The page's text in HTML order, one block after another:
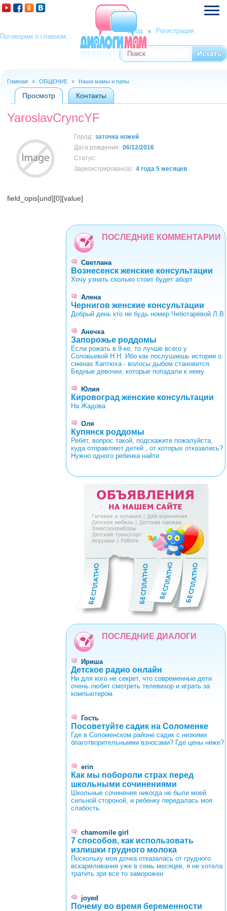
Поговорим о главном...
Вход Регистрация
Форма поиска
Поиск
Вы здесь
Главная » ОБЩЕНИЕ » Наши мамы и папы
Главные вкладки
Просмотр (активная вкладка)
Контакты
YaroslavCryncYF
Город: заточка ножей
Дата рождения: 06/12/2016
Статус:
Зарегистрирован(а): 4 года 5 месяцев
field_opis[und][0][value]
ПОСЛЕДНИЕ КОММЕНТАРИИ
Светлана
Вознесенск женские консультации
Хочу узнать сколько стоит будет аборт
Алена
Чернигов женские консультации
Добрый день кто не будь номер Чеботарёвой Л.В
Анечка
Запорожье роддомы
Если рожать в 9-ке, то лучше всего у
Соловьевой Н.Н. Ибо как послушаешь истории о
сменах Каптюха - волосы дыбом становится.
Бедные девочки, которые попадали к нему.
Юлия
Кировоград женские консультации
На Жадова
Оля
Купянск роддомы
Ребят, вопрос такой, подскажите пожалуйста,
куда отправляют детей , от которых отказались?
Нужно одного ребенка найти
0123456789
ПОСЛЕДНИЕ ДИАЛОГИ
Ириша
Детское радио онлайн
Ни для кого не секрет, что современные дети
очень любят смотреть телевизор и играть за
компьютером.
Гость
Посоветуйте садик на Соломенке
Где в Соломенском районе садик с низкими
благотворительныими взносами? Где цены ниже?
erin
Как мы побороли страх перед
школьными сочинениями
Школьные сочинения никогда не были моей
сильной стороной, и ребенку передалась моя
слабость.
chamomile girl
7 способов, как использовать
излишки грудного молока
Поскольку моя дочка отказалась от грудного
вскармливания уже в семь месяцев, я не хотела
тратить зря все то заморожен
joyed
Почему во время беременности